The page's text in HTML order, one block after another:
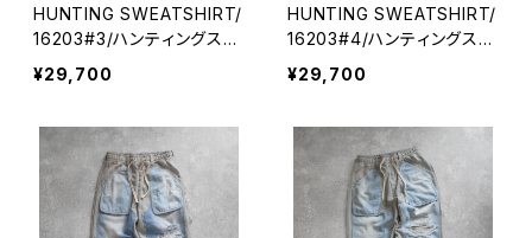
HUNTING SWEATSHIRT/
16203#3/ハンティングスエ
ット
¥29,700
HUNTING SWEATSHIRT/
16203#4/ハンティングスエ
ット
¥29,700